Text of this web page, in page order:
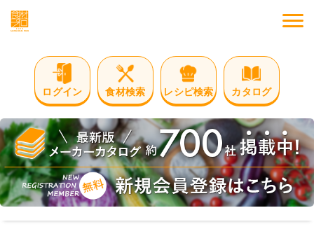
ログイン 食材検索 レシピ検索 カタログ